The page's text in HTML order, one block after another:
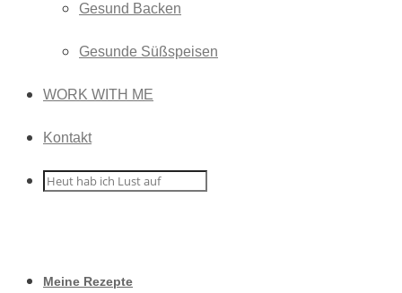
Gesund Backen
Gesunde Süßspeisen
WORK WITH ME
Kontakt
Meine Rezepte